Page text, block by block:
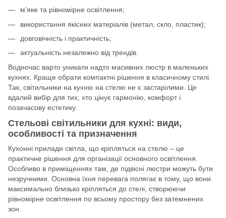
м’яке та рівномірне освітлення;
використання якісних матеріалів (метал, скло, пластик);
довговічність і практичність;
актуальність незалежно від трендів.
Водночас варто уникати надто масивних люстр в маленьких
кухнях. Краще обрати компактні рішення в класичному стилі.
Так, світильники на кухню на стелю не є застарілими. Це
вдалий вибір для тих, хто цінує гармонію, комфорт і
позачасову естетику.
Стельові світильники для кухні: види,
особливості та призначення
Кухонні прилади світла, що кріпляться на стелю – це
практичне рішення для організації основного освітлення.
Особливо в приміщеннях там, де підвісні люстри можуть бути
незручними. Основна їхня перевага полягає в тому, що вони
максимально близько кріпляться до стелі, створюючи
рівномірне освітлення по всьому простору без затемнених
зон.